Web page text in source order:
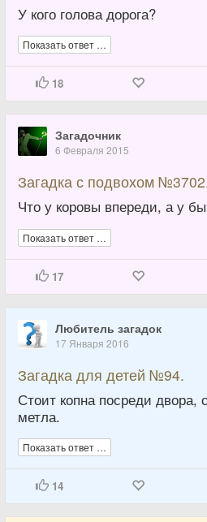
У кого голова дорога?
Показать ответ …
18
Загадочник
6 Февраля 2015
Загадка с подвохом
Что у коровы впереди, а у
Показать ответ …
17
Любитель загадок
17 Января 2016
Загадка для детей №94.
Стоит копна посреди двора,
метла.
Показать ответ …
14